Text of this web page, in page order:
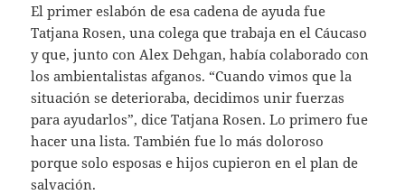
El primer eslabón de esa cadena de ayuda fue
Tatjana Rosen, una colega que trabaja en el Cáucaso
y que, junto con Alex Dehgan, había colaborado con
los ambientalistas afganos. “Cuando vimos que la
situación se deterioraba, decidimos unir fuerzas
para ayudarlos”, dice Tatjana Rosen. Lo primero fue
hacer una lista. También fue lo más doloroso
porque solo esposas e hijos cupieron en el plan de
salvación.